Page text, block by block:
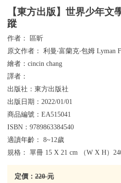
【東方出版】世界少年文
蹤
作者：
區昕
原文作者： 利曼‧富蘭克‧包姆 Lyman
繪者： cincin chang
譯者：
出版社： 東方出版社
出版日期： 2022/01/01
商品編號： EA515041
ISBN： 9789863384540
適讀年齡： 8~12歲
規格： 單冊 15 X 21 cm （W X H）
定價： 220 元